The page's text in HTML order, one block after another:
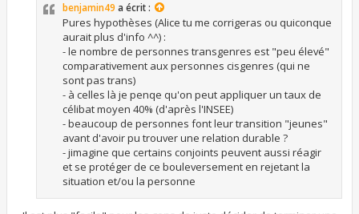
benjamin49 a écrit :
Pures hypothèses (Alice tu me corrigeras ou quiconque
aurait plus d'info ^^) :
- le nombre de personnes transgenres est "peu élevé"
comparativement aux personnes cisgenres (qui ne
sont pas trans)
- à celles là je penqe qu'on peut appliquer un taux de
célibat moyen 40% (d'après l'INSEE)
- beaucoup de personnes font leur transition "jeunes"
avant d'avoir pu trouver une relation durable ?
- jimagine que certains conjoints peuvent aussi réagir
et se protéger de ce bouleversement en rejetant la
situation et/ou la personne